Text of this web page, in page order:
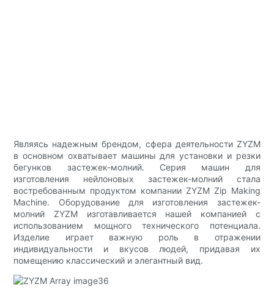
Являясь надежным брендом, сфера деятельности ZYZM
в основном охватывает машины для установки и резки
бегунков застежек-молний. Серия машин для
изготовления нейлоновых застежек-молний стала
востребованным продуктом компании ZYZM Zip Making
Machine. Оборудование для изготовления застежек-
молний ZYZM изготавливается нашей компанией с
использованием мощного технического потенциала.
Изделие играет важную роль в отражении
индивидуальности и вкусов людей, придавая их
помещению классический и элегантный вид.